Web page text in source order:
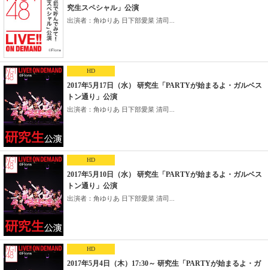
究生スペシャル」公演
出演者：角ゆりあ 日下部愛菜 清司...
HD
2017年5月17日（水） 研究生「PARTYが始まるよ・ガルベス
トン通り」公演
出演者：角ゆりあ 日下部愛菜 清司...
HD
2017年5月10日（水） 研究生「PARTYが始まるよ・ガルベス
トン通り」公演
出演者：角ゆりあ 日下部愛菜 清司...
HD
2017年5月4日（木）17:30～ 研究生「PARTYが始まるよ・ガ